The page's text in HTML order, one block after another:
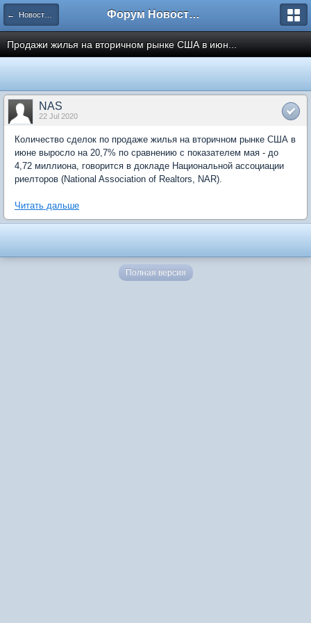
← Новости рынка недвижимости Форум Новостройки
Продажи жилья на вторичном рынке США в июн...
NAS
22 Jul 2020
Количество сделок по продаже жилья на вторичном рынке США в
июне выросло на 20,7% по сравнению с показателем мая - до
4,72 миллиона, говорится в докладе Национальной ассоциации
риелторов (National Association of Realtors, NAR).
Читать дальше
Полная версия